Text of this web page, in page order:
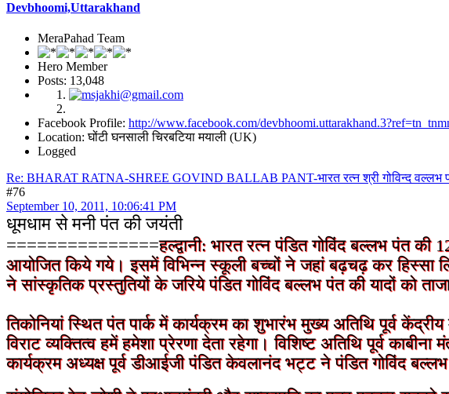
Devbhoomi,Uttarakhand
MeraPahad Team
Hero Member
Posts: 13,048
Facebook Profile: http://www.facebook.com/
Location: घोंटी घनसाली चिरबटिया मयाली (UK)
Logged
Re: BHARAT RATNA-SHREE GOVIND BALLAB PANT-भारत रत्न श्री गोविन्द वल्लभ
#76
September 10, 2011, 10:06:41 PM
धूमधाम से मनी पंत की जयंती
===============हल्द्वानी: भारत रत्‍‌न पंडित गोविंद बल्लभ पंत
आयोजित किये गये। इसमें विभिन्न स्कूली बच्चों ने जहां बढ़चढ़ कर हिस्सा
ने सांस्कृतिक प्रस्तुतियों के जरिये पंडित गोविंद बल्लभ पंत की यादों को
तिकोनियां स्थित पंत पार्क में कार्यक्रम का शुभारंभ मुख्य अतिथि पूर्व
विराट व्यक्तित्व हमें हमेशा प्रेरणा देता रहेगा। विशिष्ट अतिथि पूर्व
कार्यक्रम अध्यक्ष पूर्व डीआईजी पंडित केवलानंद भट्ट ने पंडित गोविंद